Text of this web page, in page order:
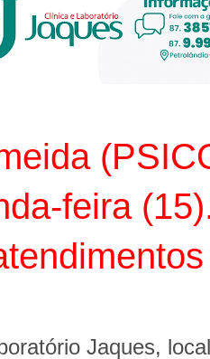
feira
Jaques,